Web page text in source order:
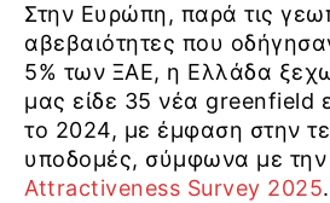
Στην Ευρώπη, παρά τις
αβεβαιότητες που
5% των ΞΑΕ, η Ελλάδα
μας είδε 35 νέα greenfield
το 2024, με έμφαση στην
υποδομές, σύμφωνα με την
Attractiveness Survey 2025